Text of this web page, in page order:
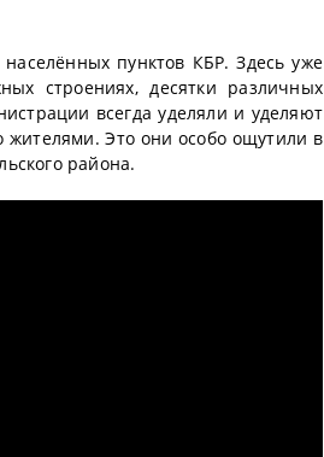
пунктов КБР. Здесь уже
строениях, десятки различных
всегда уделяли и уделяют
Это они особо ощутили в
района.